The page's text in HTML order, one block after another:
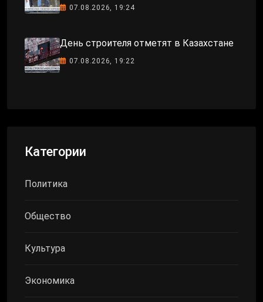
07.08.2026, 19:24
День строителя отметят в Казахстане
07.08.2026, 19:22
Категории
Политика
Общество
Культура
Экономика